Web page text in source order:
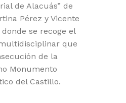
de Alacuás” de
Pérez y Vicente
se recoge el
que
de la
Monumento
del Castillo.